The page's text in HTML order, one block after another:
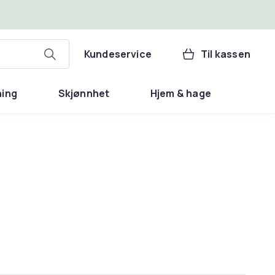
Kundeservice Til kassen
Skjønnhet Hjem & hage